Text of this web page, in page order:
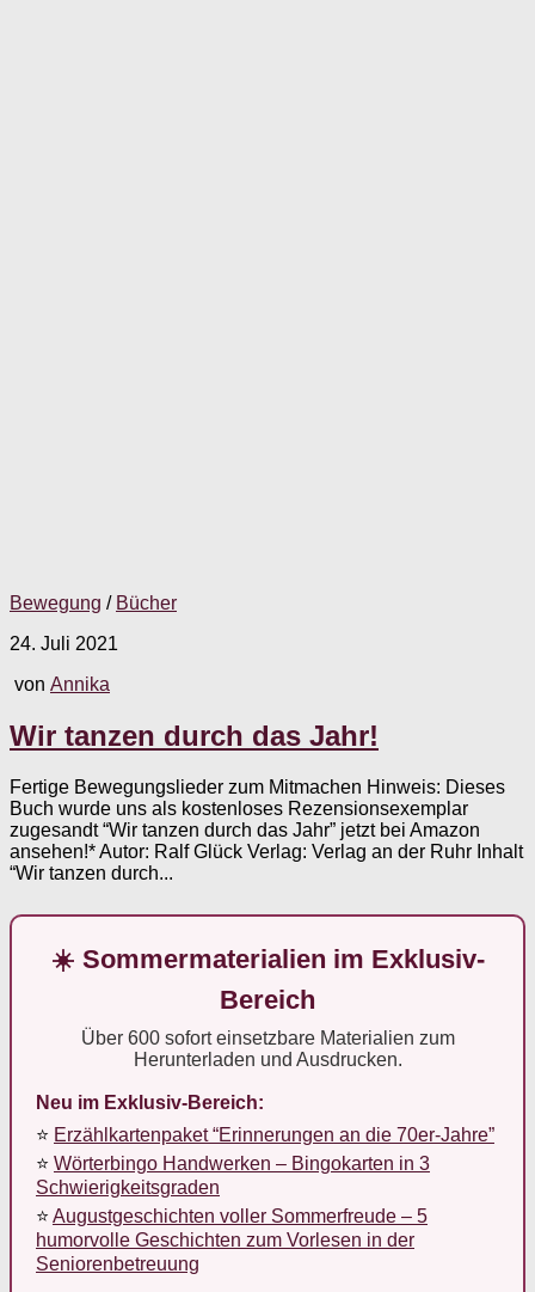
Bewegung / Bücher
24. Juli 2021
von Annika
Wir tanzen durch das Jahr!
Fertige Bewegungslieder zum Mitmachen Hinweis: Dieses
Buch wurde uns als kostenloses Rezensionsexemplar
zugesandt “Wir tanzen durch das Jahr” jetzt bei Amazon
ansehen!* Autor: Ralf Glück Verlag: Verlag an der Ruhr Inhalt
“Wir tanzen durch...
☀️ Sommermaterialien im Exklusiv-
Bereich
Über 600 sofort einsetzbare Materialien zum
Herunterladen und Ausdrucken.
Neu im Exklusiv-Bereich:
⭐ Erzählkartenpaket “Erinnerungen an die 70er-Jahre”
⭐ Wörterbingo Handwerken – Bingokarten in 3
Schwierigkeitsgraden
⭐ Augustgeschichten voller Sommerfreude – 5
humorvolle Geschichten zum Vorlesen in der
Seniorenbetreuung